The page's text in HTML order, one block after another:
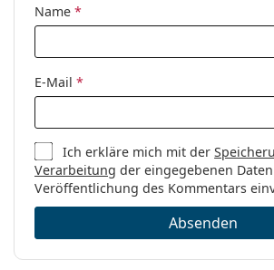
Name *
E-Mail *
Ich erkläre mich mit der
Verarbeitung der eingegebenen
Veröffentlichung des Kommentars
Absenden